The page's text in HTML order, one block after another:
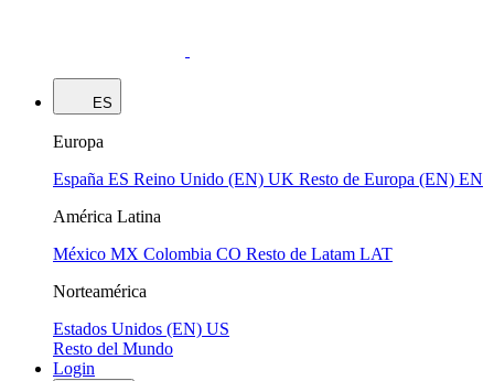
ES
Europa
España ES Reino Unido (EN) UK Resto de Europa (EN) EN
América Latina
México MX Colombia CO Resto de Latam LAT
Norteamérica
Estados Unidos (EN) US
Resto del Mundo
Login